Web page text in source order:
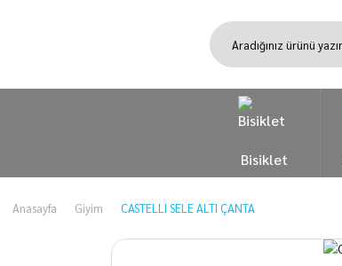
Bisiklet
Anasayfa Giyim CASTELLI SELE ALTI ÇANTA